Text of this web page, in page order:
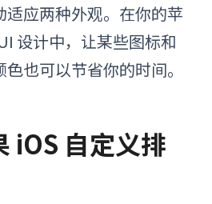
适应两种外观。在你的苹
设计中， 让某些图标和
也可以节省你的时间。
iOS 自定义排